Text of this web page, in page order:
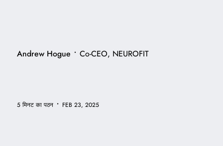
Andrew Hogue • Co-CEO, NEUROFIT
5 मिनट का पठन • FEB 23, 2025